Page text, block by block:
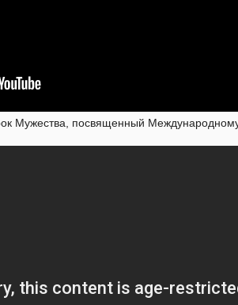
Мужества, посвященный